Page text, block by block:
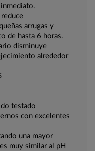
arrugas y
de hasta 6 horas.
disminuye
alrededor
testado
con excelentes
una mayor
muy similar al pH